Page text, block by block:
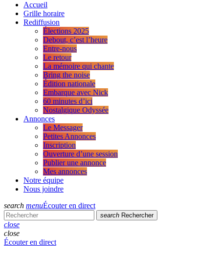
Accueil
Grille horaire
Rediffusion
Élections 2025
Debout, c’est l’heure
Entre-nous
Le retour
La mémoire qui chante
Bring the noise
Édition nationale
Embarque avec Nick
60 minutes d’ici
Nostalgique Odyssée
Annonces
Le Messager
Petites Annonces
Inscription
Ouverture d’une session
Publier une annonce
Mes annonces
Notre équipe
Nous joindre
search menuÉcouter en direct
search Rechercher
close
close
Écouter en direct